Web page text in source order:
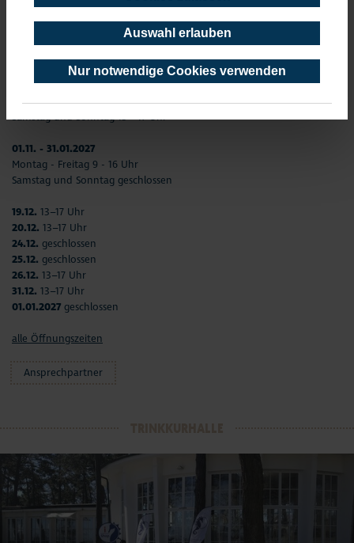
Auswahl erlauben
Nur notwendige Cookies verwenden
03.04. - 23.08.
Montag - Freitag 9–12 Uhr und 13–17 Uhr
23.09. - 31.10.
Montag - Freitag 9–12 Uhr und 13–17 Uhr
Samstag und Sonntag 13 - 17 Uhr
01.11. - 31.01.2027
Montag - Freitag 9 - 16 Uhr
Samstag und Sonntag geschlossen
19.12. 13–17 Uhr
20.12. 13–17 Uhr
24.12. geschlossen
25.12. geschlossen
26.12. 13–17 Uhr
31.12. 13–17 Uhr
01.01.2027 geschlossen
alle Öffnungszeiten
Ansprechpartner